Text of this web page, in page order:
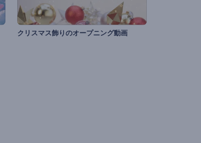
クリスマス飾りのオープニング動画